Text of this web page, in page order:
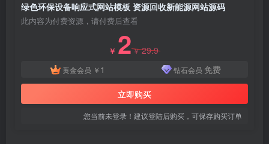
绿色环保设备响应式网站模板 资源回收新能源网站源码
此内容为付费资源，请付费后查看
￥ 2￥29.9
黄金会员 ￥ 1 钻石会员 免费
立即购买
您当前未登录！建议登陆后购买，可保存购买订单